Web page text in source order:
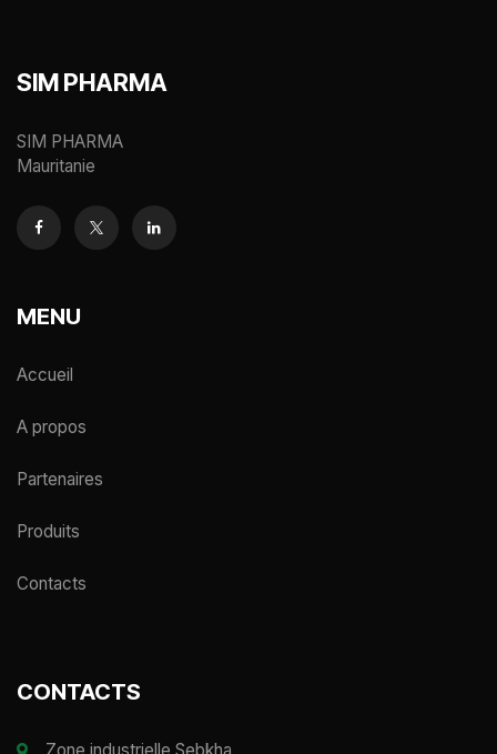
SIM PHARMA
SIM PHARMA
Mauritanie
MENU
Accueil
A propos
Partenaires
Produits
Contacts
CONTACTS